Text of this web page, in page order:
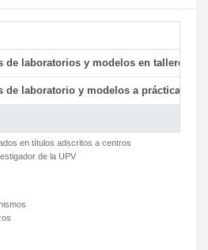
de laboratorios y modelos en talleres/
de laboratorio y modelos a prácticas y
en títulos adscritos a centros
de la UPV